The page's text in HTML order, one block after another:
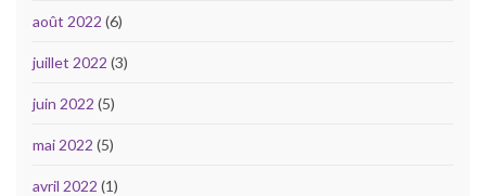
août 2022 (6)
juillet 2022 (3)
juin 2022 (5)
mai 2022 (5)
avril 2022 (1)